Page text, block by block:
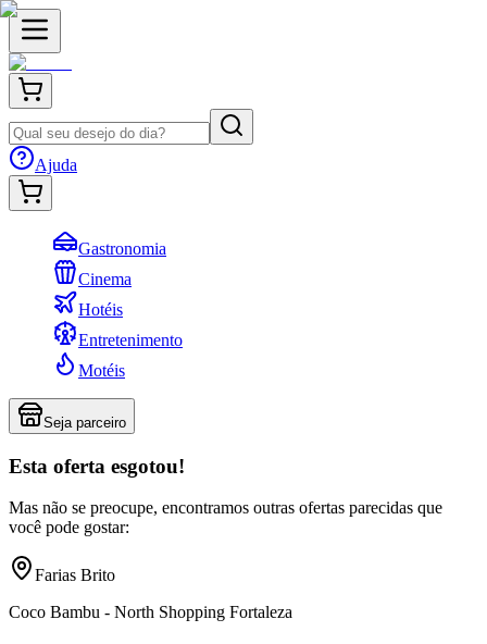
Ajuda
Gastronomia
Cinema
Hotéis
Entretenimento
Motéis
Seja parceiro
Esta oferta esgotou!
Mas não se preocupe, encontramos outras ofertas parecidas que
você pode gostar:
Farias Brito
Coco Bambu - North Shopping Fortaleza